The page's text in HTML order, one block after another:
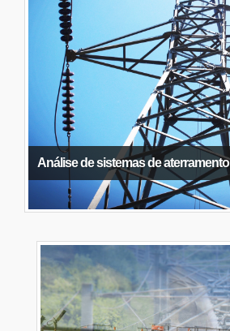
Análise de sistemas de aterramento